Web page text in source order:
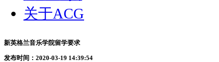
关于ACG
新英格兰音乐学院留学要求
发布时间：2020-03-19 14:39:54